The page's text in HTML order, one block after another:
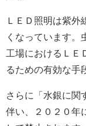
ＬＥＤ照明は紫外
くなっています。
工場におけるＬＥ
るための有効な手
さらに「水銀に関
伴い、２０２０年